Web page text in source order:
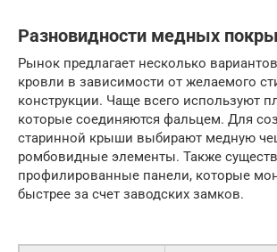
Разновидности медных
Рынок предлагает несколько
кровли в зависимости от желаемого
конструкции. Чаще всего используют
которые соединяются фальцем. Для
старинной крыши выбирают медную
ромбовидные элементы. Также
профилированные панели, которые
быстрее за счет заводских замков.